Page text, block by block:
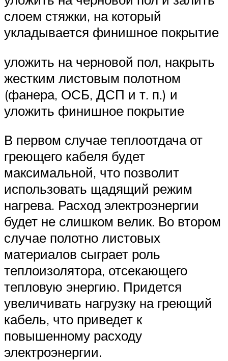
слоем стяжки, на который
укладывается финишное покрытие
уложить на черновой пол, накрыть
жестким листовым полотном
(фанера, ОСБ, ДСП и т. п.) и
уложить финишное покрытие
В первом случае теплоотдача от
греющего кабеля будет
максимальной, что позволит
использовать щадящий режим
нагрева. Расход электроэнергии
будет не слишком велик. Во втором
случае полотно листовых
материалов сыграет роль
теплоизолятора, отсекающего
тепловую энергию. Придется
увеличивать нагрузку на греющий
кабель, что приведет к
повышенному расходу
электроэнергии.